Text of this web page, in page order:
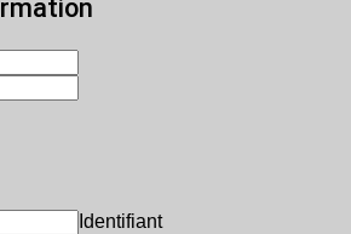
Identifiant